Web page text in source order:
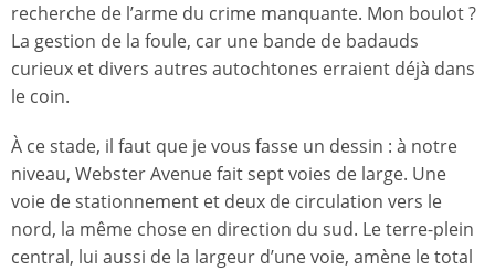
recherche de l’arme du crime manquante. Mon boulot ?
La gestion de la foule, car une bande de badauds
curieux et divers autres autochtones erraient déjà dans
le coin.
À ce stade, il faut que je vous fasse un dessin : à notre
niveau, Webster Avenue fait sept voies de large. Une
voie de stationnement et deux de circulation vers le
nord, la même chose en direction du sud. Le terre-plein
central, lui aussi de la largeur d’une voie, amène le total